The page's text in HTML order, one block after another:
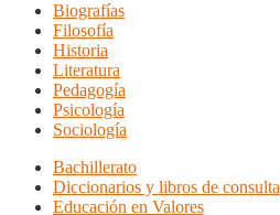
Biografías
Filosofía
Historia
Literatura
Pedagogía
Psicología
Sociología
Bachillerato
Diccionarios y libros de consulta
Educación en Valores